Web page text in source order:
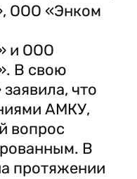
ООО «Энком
и ООО
В свою
что
АМКУ,
вопрос
В
протяжении